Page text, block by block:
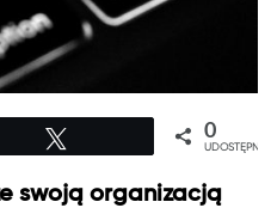
0
swoją organizacją